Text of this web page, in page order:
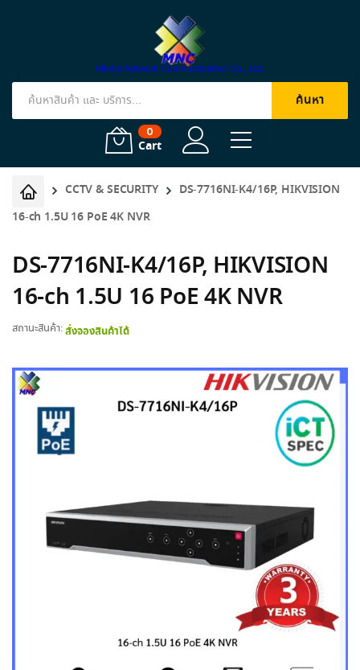
Products
ค้นหา
0
Cart
CCTV & SECURITY
DS-7716NI-K4/16P, HIKVISION
16-ch 1.5U 16 PoE 4K NVR
DS-7716NI-K4/16P, HIKVISION
16-ch 1.5U 16 PoE 4K NVR
สถานะสินค้า:สั่งจองสินค้าได้